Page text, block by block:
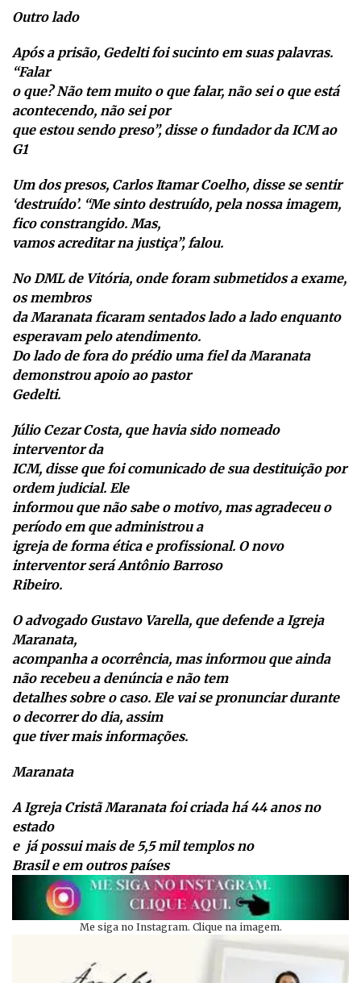
Outro lado
Após a prisão, Gedelti foi sucinto em suas palavras.
“Falar
o que? Não tem muito o que falar, não sei o que está
acontecendo, não sei por
que estou sendo preso”, disse o fundador da ICM ao
G1
Um dos presos, Carlos Itamar Coelho, disse se sentir
‘destruído’. “Me sinto destruído, pela nossa imagem,
fico constrangido. Mas,
vamos acreditar na justiça”, falou.
No DML de Vitória, onde foram submetidos a exame,
os membros
da Maranata ficaram sentados lado a lado enquanto
esperavam pelo atendimento.
Do lado de fora do prédio uma fiel da Maranata
demonstrou apoio ao pastor
Gedelti.
Júlio Cezar Costa, que havia sido nomeado
interventor da
ICM, disse que foi comunicado de sua destituição por
ordem judicial. Ele
informou que não sabe o motivo, mas agradeceu o
período em que administrou a
igreja de forma ética e profissional. O novo
interventor será Antônio Barroso
Ribeiro.
O advogado Gustavo Varella, que defende a Igreja
Maranata,
acompanha a ocorrência, mas informou que ainda
não recebeu a denúncia e não tem
detalhes sobre o caso. Ele vai se pronunciar durante
o decorrer do dia, assim
que tiver mais informações.
Maranata
A Igreja Cristã Maranata foi criada há 44 anos no
estado
e já possui mais de 5,5 mil templos no
Brasil e em outros países
Me siga no Instagram. Clique na imagem.